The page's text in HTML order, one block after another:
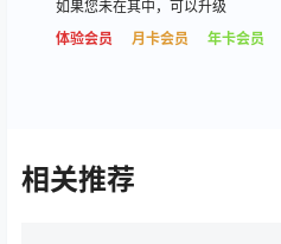
如果您未在其中，可以升级
体验会员
月卡会员 年卡会员
相关推荐